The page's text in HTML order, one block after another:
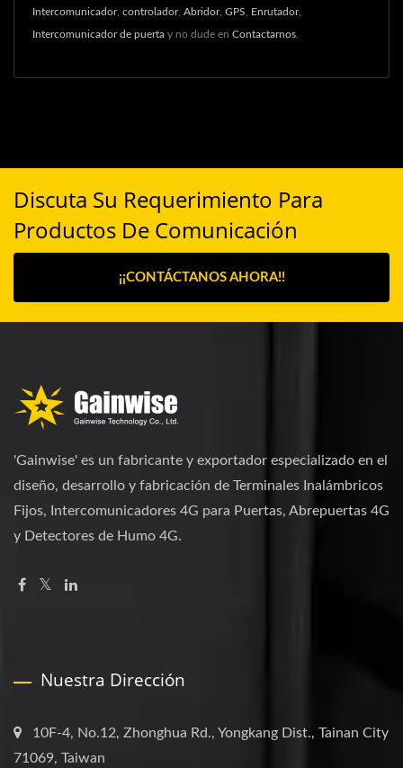
Intercomunicador, controlador, Abridor, GPS Enrutador,
Intercomunicador de puerta y no dude en Contactarnos
Discuta Su Requerimiento Para
Productos De Comunicación
¡¡CONTÁCTANOS AHORA!!
'Gainwise' es un fabricante y exportador especializado en el
diseño, desarrollo y fabricación de Terminales Inalámbricos
Fijos, Intercomunicadores 4G para Puertas, Abrepuertas 4G
y Detectores de Humo 4G.
Nuestra Dirección
10F-4, No.12, Zhonghua Rd., Yongkang Dist., Tainan City
71069, Taiwan